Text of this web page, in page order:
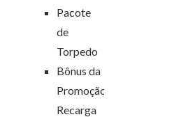
Pacote
de
Torpedo
Bônus da
Promoção
Recarga